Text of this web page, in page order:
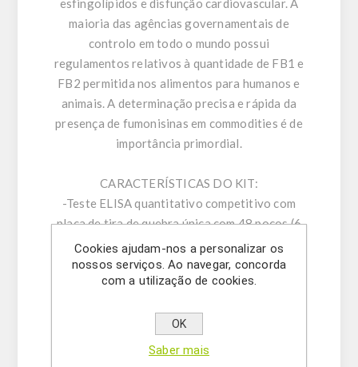
esfingolípidos e disfunção cardiovascular. A
maioria das agências governamentais de
controlo em todo o mundo possui
regulamentos relativos à quantidade de FB1 e
FB2 permitida nos alimentos para humanos e
animais. A determinação precisa e rápida da
presença de fumonisinas em commodities é de
importância primordial.
CARACTERÍSTICAS DO KIT:
-Teste ELISA quantitativo competitivo com
placa de tira de quebra única com 48 poços (6
tiras )
-Apenas um padrão necessário
-Método ELISA de 5 minutos
fumonisina
-Ampla gama de quantificação: 0, 20-6 ppm de
Cookies ajudam-nos a personalizar os
nossos serviços. Ao navegar, concorda
com a utilização de cookies.
OK
Saber mais